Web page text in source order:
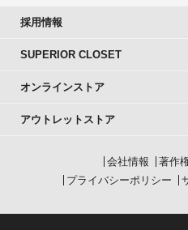
採用情報
SUPERIOR CLOSET
オンラインストア
アウトレットストア
会社情報
著作
プライバシーポリシー